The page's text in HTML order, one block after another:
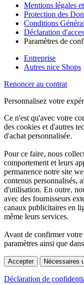
Mentions légales
Protection des
Conditions
Déclaration
Paramètres de
Entreprise
Autres nice Shops
Renoncer au contrat
Personnalisez votre
Ce n'est qu'avec votre
des cookies et d'autres
d'achat personnalisée.
Pour ce faire, nous
comportement et leurs
permanence notre site
contenus personnalisés,
d'utilisation. En outre,
avec des fournisseurs
canaux publicitaires en
même leurs services.
Avant de confirmer votre
paramètres ainsi que
Accepter Nécessaires
Déclaration de